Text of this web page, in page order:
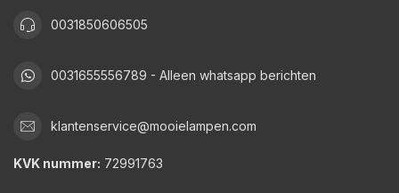
0031850606505
0031655556789 - Alleen whatsapp berichten
klantenservice@mooielampen.com
KVK nummer: 72991763